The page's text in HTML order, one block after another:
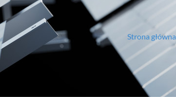
Strona główna